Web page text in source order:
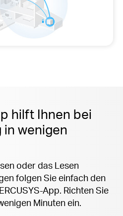
hilft Ihnen bei
wenigen
oder das Lesen
folgen Sie einfach den
App. Richten Sie
Minuten ein.